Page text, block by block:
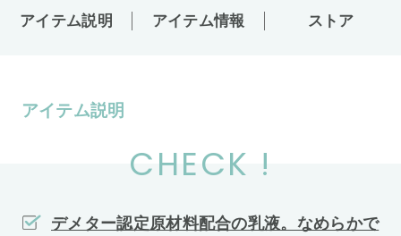
アイテム説明 アイテム情報 ストア
アイテム説明
CHECK !
デメター認定原材料配合の乳液。なめらかで